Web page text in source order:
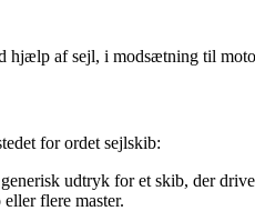
hjælp af sejl, i modsætning til
for ordet sejlskib:
udtryk for et skib, der
flere master.